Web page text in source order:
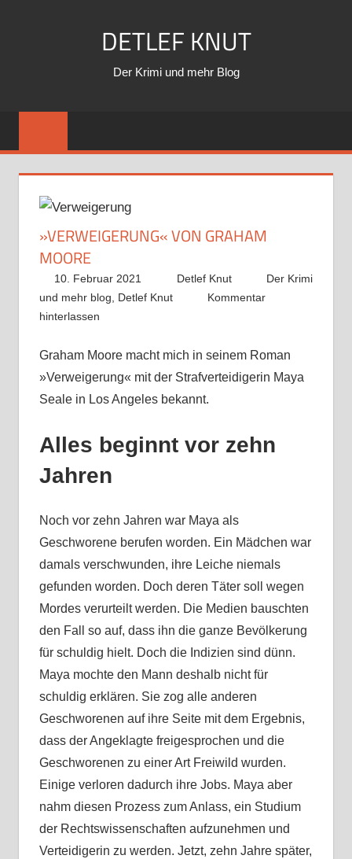
DETLEF KNUT
Der Krimi und mehr Blog
»VERWEIGERUNG« VON GRAHAM
MOORE
10. Februar 2021 Detlef Knut
Der Krimi
und mehr blog, Detlef Knut
Kommentar
hinterlassen
Graham Moore macht mich in seinem Roman
»Verweigerung« mit der Strafverteidigerin Maya
Seale in Los Angeles bekannt.
Alles beginnt vor zehn
Jahren
Noch vor zehn Jahren war Maya als
Geschworene berufen worden. Ein Mädchen war
damals verschwunden, ihre Leiche niemals
gefunden worden. Doch deren Täter soll wegen
Mordes verurteilt werden. Die Medien bauschten
den Fall so auf, dass ihn die ganze Bevölkerung
für schuldig hielt. Doch die Indizien sind dünn.
Maya mochte den Mann deshalb nicht für
schuldig erklären. Sie zog alle anderen
Geschworenen auf ihre Seite mit dem Ergebnis,
dass der Angeklagte freigesprochen und die
Geschworenen zu einer Art Freiwild wurden.
Einige verloren dadurch ihre Jobs. Maya aber
nahm diesen Prozess zum Anlass, ein Studium
der Rechtswissenschaften aufzunehmen und
Verteidigerin zu werden. Jetzt, zehn Jahre später,